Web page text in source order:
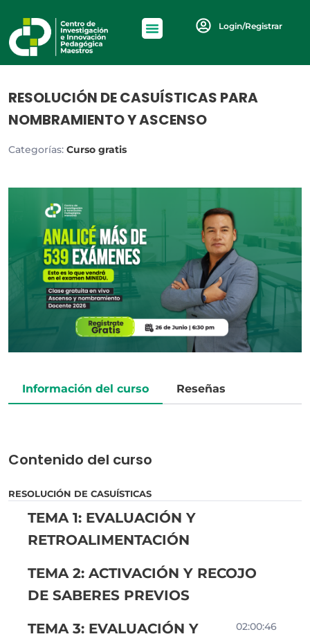
Login/Registrar
RESOLUCIÓN DE CASUÍSTICAS PARA
NOMBRAMIENTO Y ASCENSO
Categorías: Curso gratis
Información del curso Reseñas
Contenido del curso
RESOLUCIÓN DE CASUÍSTICAS
TEMA 1: EVALUACIÓN Y
RETROALIMENTACIÓN
TEMA 2: ACTIVACIÓN Y RECOJO
DE SABERES PREVIOS
TEMA 3: EVALUACIÓN Y
02:00:46